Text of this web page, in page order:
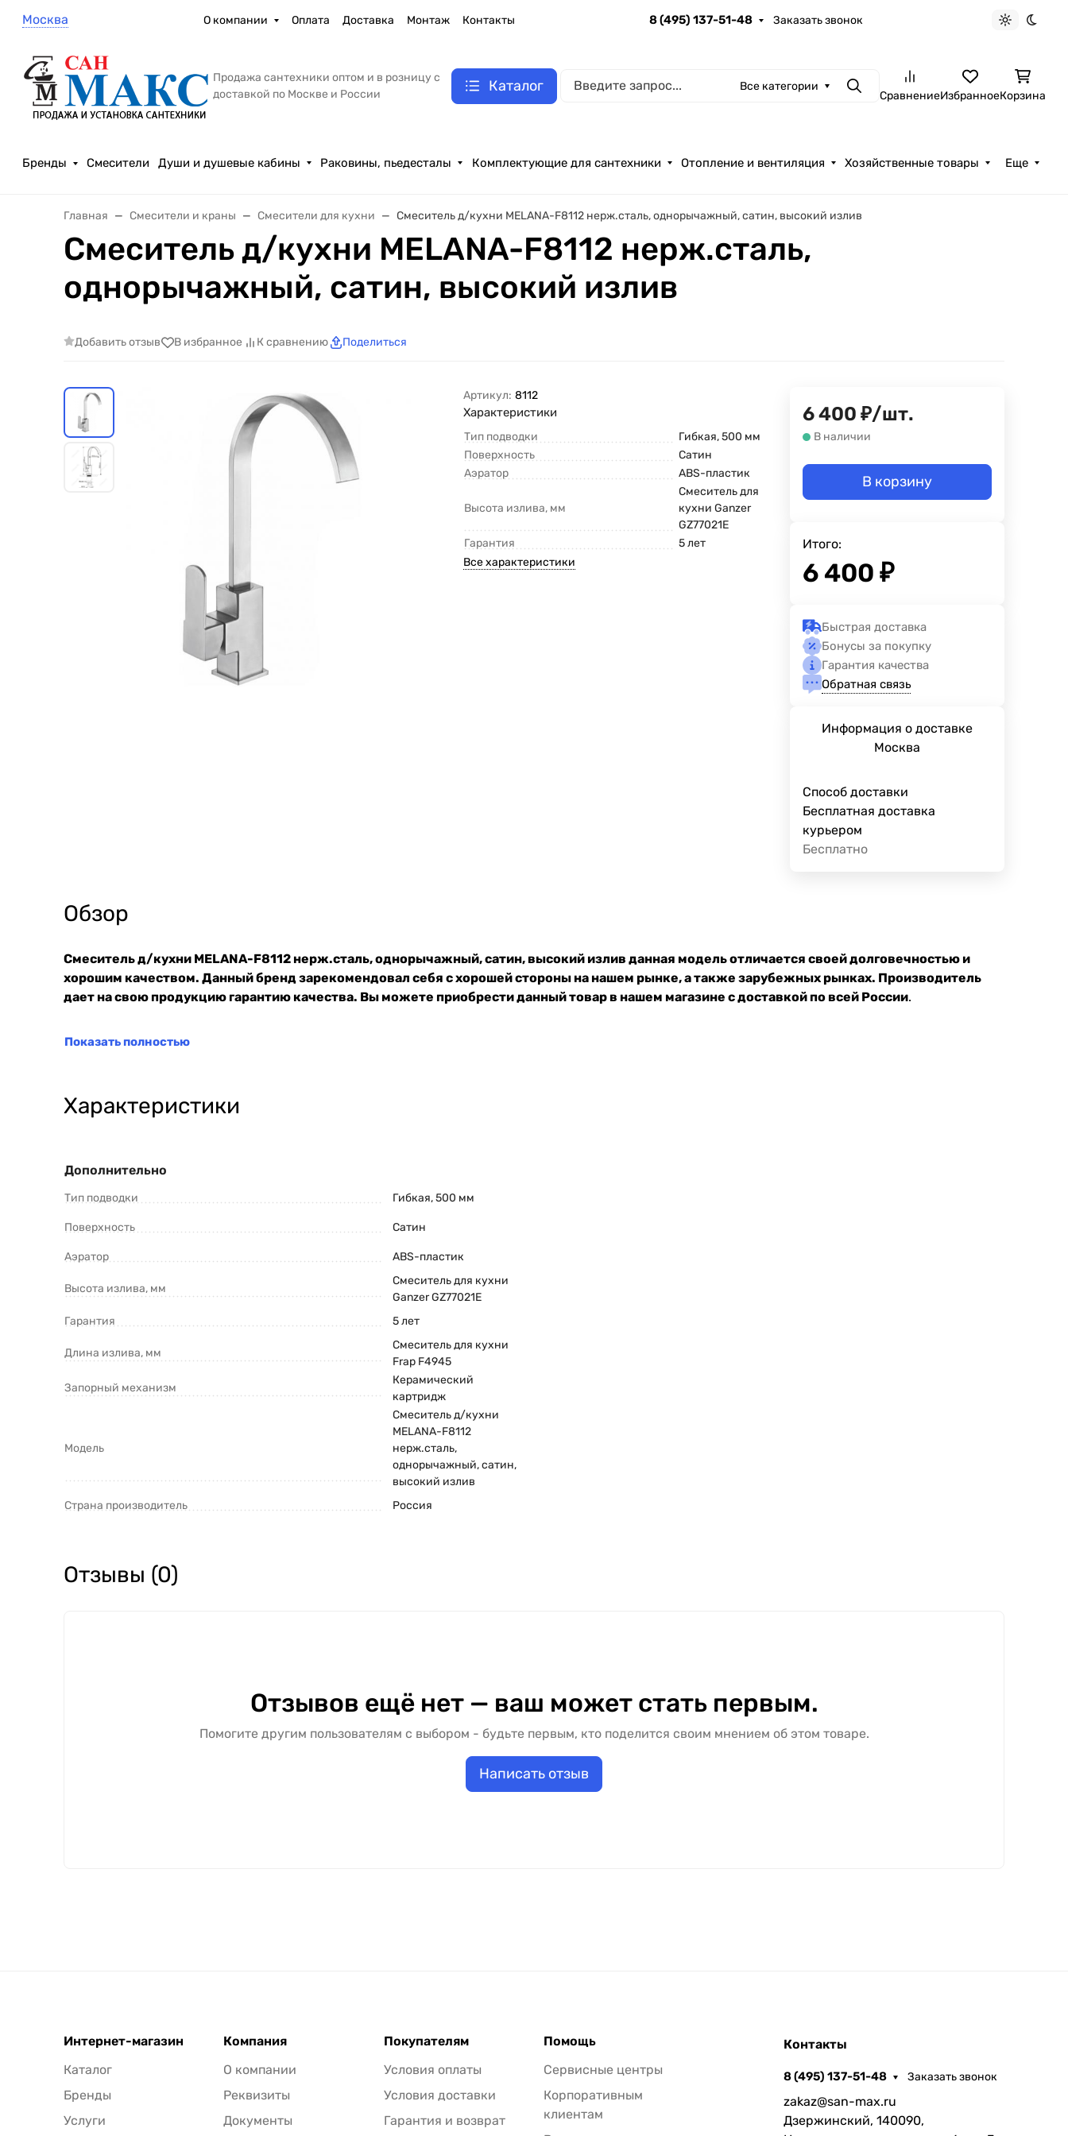
Москва О компании Оплата Доставка Монтаж Контакты 8 (495) 137-51-48 Заказать звонок
Светлая
Продажа сантехники оптом и в розницу с
доставкой по Москве и России
Каталог Все категории ПоискСравнениеИзбранноеКорзина
Бренды Смесители Души и душевые кабины Раковины, пьедесталы Комплектующие для сантехники Отопление и вентиляция Хозяйственные товары Еще
Главная Смесители и краны Смесители для кухни Смеситель д/кухни MELANA-F8112 нерж.сталь, однорычажный, сатин, высокий излив
Смеситель д/кухни MELANA-F8112 нерж.сталь,
однорычажный, сатин, высокий излив
Добавить отзыв В избранное К сравнению Поделиться
Артикул: 8112
Характеристики
Тип подводки
Гибкая, 500 мм
Поверхность
Сатин
Аэратор
ABS-пластик
Высота излива, мм
Смеситель для
кухни Ganzer
GZ77021E
Гарантия
5 лет
Все характеристики
6 400 ₽/шт.
В наличии
В корзину
Итого:
6 400 ₽
Быстрая доставка
Бонусы за покупку
Гарантия качества
Обратная связь
Информация о доставке
Москва
Способ доставки
Бесплатная доставка
курьером
Бесплатно
Обзор
Смеситель д/кухни MELANA-F8112 нерж.сталь, однорычажный, сатин, высокий излив данная модель отличается своей долговечностью и
хорошим качеством. Данный бренд зарекомендовал себя с хорошей стороны на нашем рынке, а также зарубежных рынках. Производитель
дает на свою продукцию гарантию качества. Вы можете приобрести данный товар в нашем магазине с доставкой по всей России.
Показать полностью
Характеристики
Дополнительно
Тип подводки Гибкая, 500 мм
Поверхность Сатин
Аэратор ABS-пластик
Высота излива, мм
Смеситель для кухни
Ganzer GZ77021E
Гарантия
5 лет
Длина излива, мм
Смеситель для кухни
Frap F4945
Запорный механизм
Керамический
картридж
Модель
Смеситель д/кухни
MELANA-F8112
нерж.сталь,
однорычажный, сатин,
высокий излив
Страна производитель
Россия
Отзывы (0)
Отзывов ещё нет — ваш может стать первым.
Помогите другим пользователям с выбором - будьте первым, кто поделится своим мнением об этом товаре.
Написать отзыв
Интернет-магазин
Каталог
Бренды
Услуги
Компания
О компании
Реквизиты
Документы
Покупателям
Условия оплаты
Условия доставки
Гарантия и возврат
Помощь
Сервисные центры
Корпоративным
клиентам
Контакты
8 (495) 137-51-48 Заказать звонок
zakaz@san-max.ru
Дзержинский, 140090,